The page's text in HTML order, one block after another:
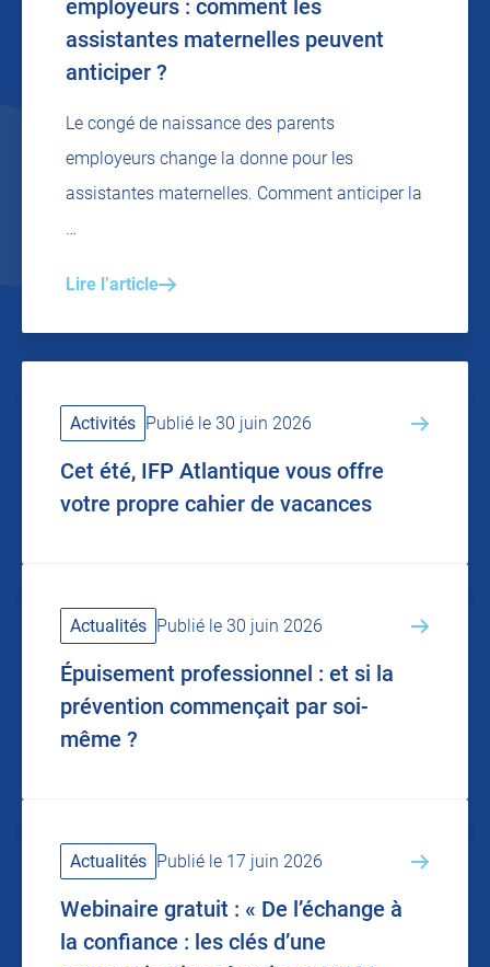
employeurs : comment les
assistantes maternelles peuvent
anticiper ?
Le congé de naissance des parents
employeurs change la donne pour les
assistantes maternelles. Comment anticiper la
…
Lire l’article
Activités Publié le 30 juin 2026
Cet été, IFP Atlantique vous offre
votre propre cahier de vacances
Actualités Publié le 30 juin 2026
Épuisement professionnel : et si la
prévention commençait par soi-
même ?
Actualités Publié le 17 juin 2026
Webinaire gratuit : « De l’échange à
la confiance : les clés d’une